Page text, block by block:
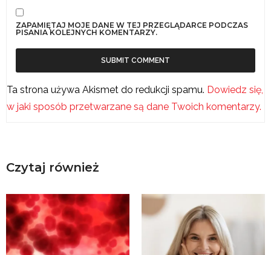
ZAPAMIĘTAJ MOJE DANE W TEJ PRZEGLĄDARCE PODCZAS
PISANIA KOLEJNYCH KOMENTARZY.
Ta strona używa Akismet do redukcji spamu. Dowiedz się,
w jaki sposób przetwarzane są dane Twoich komentarzy.
Czytaj również